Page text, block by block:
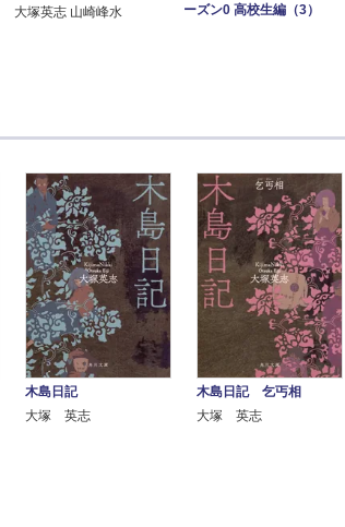
大塚英志 山崎峰水
ーズン0 高校生編（3）
木島日記
大塚 英志
木島日記 乞丐相
大塚 英志